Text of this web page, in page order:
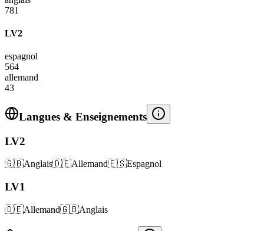
781
LV2
espagnol
564
allemand
43
Langues & Enseignements
LV2
🇬🇧Anglais🇩🇪Allemand🇪🇸Espagnol
LV1
🇩🇪Allemand🇬🇧Anglais